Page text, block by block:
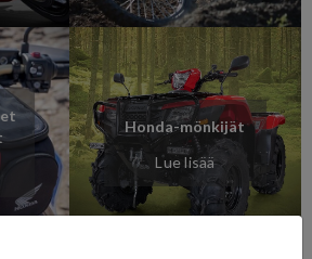
Honda-mönkijät
Lue lisää